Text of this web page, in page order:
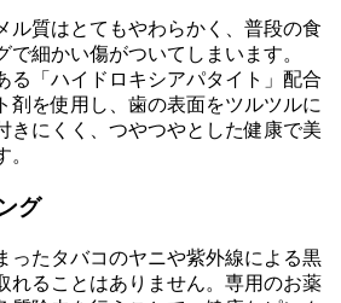
ル質はとてもやわらかく、普段の食
で細かい傷がついてしまいます。
る「ハイドロキシアパタイト」配合
剤を使用し、歯の表面をツルツルに
きにくく、つやつやとした健康で美
。
グ
ったタバコのヤニや紫外線による黒
れることはありません。専用のお薬